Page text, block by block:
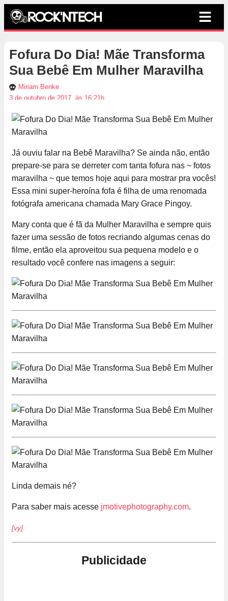
Fofura Do Dia! Mãe Transforma
Sua Bebê Em Mulher Maravilha
Miriam Benke
3 de outubro de 2017, às 16:21h
Já ouviu falar na Bebê Maravilha? Se ainda não, então
prepare-se para se derreter com tanta fofura nas ~ fotos
maravilha ~ que temos hoje aqui para mostrar pra vocês!
Essa mini super-heroína fofa é filha de uma renomada
fotógrafa americana chamada Mary Grace Pingoy.
Mary conta que é fã da Mulher Maravilha e sempre quis
fazer uma sessão de fotos recriando algumas cenas do
filme, então ela aproveitou sua pequena modelo e o
resultado você confere nas imagens a seguir:
Linda demais né?
Para saber mais acesse jmotivephotography.com.
[vy]
Publicidade